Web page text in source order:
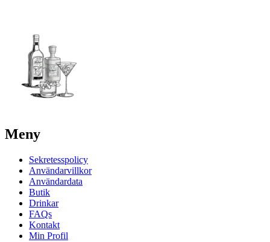
Meny
Sekretesspolicy
Användarvillkor
Användardata
Butik
Drinkar
FAQs
Kontakt
Min Profil